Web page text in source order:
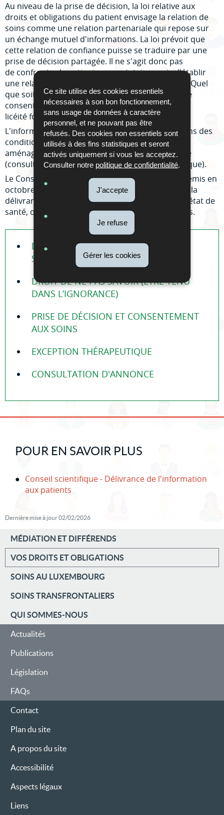
Ce site utilise des cookies essentiels
nécessaires à son bon fonctionnement,
sans usage de données à caractère
personnel, et ne pouvant pas être
refusés. Des cookies non essentiels sont
utilisés à des fins statistiques et seront
activés uniquement si vous les acceptez.
Consulter notre politique de confidentialité.
J'accepte
Je refuse
Gérer les cookies
Au niveau de la prise de décision, la loi relative aux
droits et obligations du patient envisage la relation de
soins comme une relation partenariale qui repose sur
un échange mutuel d'informations. La loi prévoit que
cette relation de confiance puisse se traduire par une
prise de décision partagée. Il ne s'agit donc pas
de confronter le patient au prestataire, mais d'établir
une relation de partenariat sur un pied d'égalité. Quel
que soit le processus de prise de décision suivi, le
consentement aux soins est une condition de
licéité fondamentale de tout soin de santé.
L'information qui est donnée au patient peut, dans des
conditions strictement encadrées par la loi, être
aménagée pour éviter de compromettre sa santé
(consultation d'annonce et exception thérapeutique).
Le Conseil scientifique du domaine de la santé a émis en
octobre 2017 une recommandation générale sur la
délivrance de l'information aux patients sur leur état de
santé, que vous trouverez en lien externe ci-après.
DROIT À L'INFORMATION (DROIT DE
SAVOIR)
DROIT DE NE PAS SAVOIR (ÊTRE TENU
DANS L’IGNORANCE)
PRISE DE DÉCISION ET CONSENTEMENT
AUX SOINS
EXCEPTION THÉRAPEUTIQUE
CONSULTATION D'ANNONCE
POUR EN SAVOIR PLUS
Conseil scientifique - Délivrance de l'information
aux patients
Dernière mise à jour02/02/2026
MENU
DE
NAVIGATION
MÉDIATION ET DIFFÉRENDS
VOS DROITS ET OBLIGATIONS
SOINS AU LUXEMBOURG
SOINS TRANSFRONTALIERS
QUI SOMMES-NOUS
Actualités
Publications
Législation
FAQs
Contact
Plan du site
A propos du site
Accessibilité
Aspects légaux
Liens